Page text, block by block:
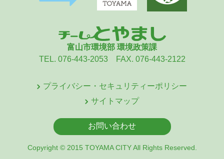
富山市環境部 環境政策課
TEL. 076-443-2053 FAX. 076-443-2122
プライバシー・セキュリティーポリシー
サイトマップ
お問い合わせ
Copyright © 2015 TOYAMA CITY All Rights Reserved.